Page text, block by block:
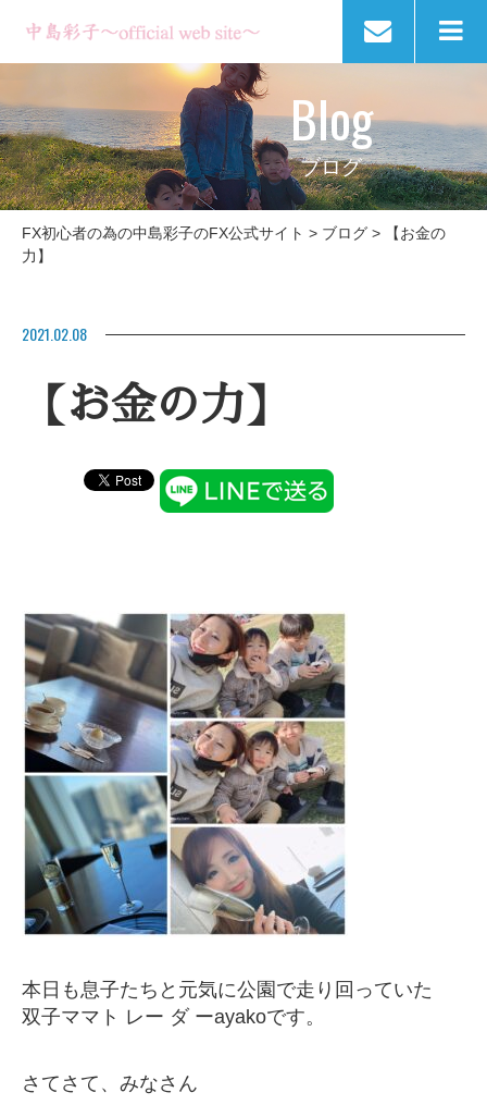
Blog
ブログ
FX初心者の為の中島彩子のFX公式サイト > ブログ>
【お金の
力】
2021.02.08
【お金の力】
本日も息子たちと元気に公園で走り回っていた
双子ママト レー ダ ーayakoです。
さてさて、みなさん